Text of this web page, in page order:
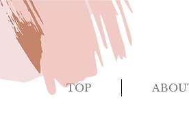
TOP